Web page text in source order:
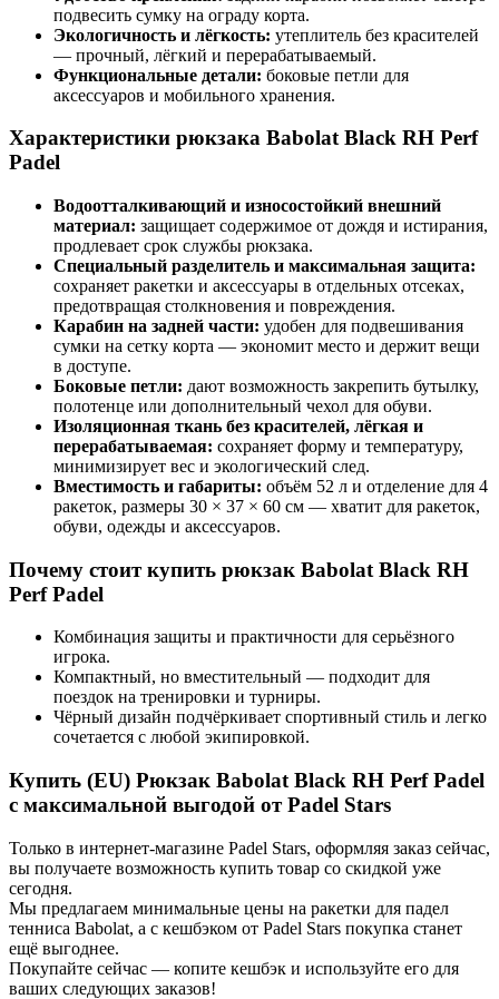
подвесить сумку на ограду корта.
Экологичность и лёгкость: утеплитель без красителей
— прочный, лёгкий и перерабатываемый.
Функциональные детали: боковые петли для
аксессуаров и мобильного хранения.
Характеристики рюкзака Babolat Black RH Perf
Padel
Водоотталкивающий и износостойкий внешний
материал: защищает содержимое от дождя и истирания,
продлевает срок службы рюкзака.
Специальный разделитель и максимальная защита:
сохраняет ракетки и аксессуары в отдельных отсеках,
предотвращая столкновения и повреждения.
Карабин на задней части: удобен для подвешивания
сумки на сетку корта — экономит место и держит вещи
в доступе.
Боковые петли: дают возможность закрепить бутылку,
полотенце или дополнительный чехол для обуви.
Изоляционная ткань без красителей, лёгкая и
перерабатываемая: сохраняет форму и температуру,
минимизирует вес и экологический след.
Вместимость и габариты: объём 52 л и отделение для 4
ракеток, размеры 30 × 37 × 60 см — хватит для ракеток,
обуви, одежды и аксессуаров.
Почему стоит купить рюкзак Babolat Black RH
Perf Padel
Комбинация защиты и практичности для серьёзного
игрока.
Компактный, но вместительный — подходит для
поездок на тренировки и турниры.
Чёрный дизайн подчёркивает спортивный стиль и легко
сочетается с любой экипировкой.
Купить (EU) Рюкзак Babolat Black RH Perf Padel
с максимальной выгодой от Padel Stars
Только в интернет-магазине Padel Stars, оформляя заказ сейчас,
вы получаете возможность купить товар со скидкой уже
сегодня.
Мы предлагаем минимальные цены на ракетки для падел
тенниса Babolat, а с кешбэком от Padel Stars покупка станет
ещё выгоднее.
Покупайте сейчас — копите кешбэк и используйте его для
ваших следующих заказов!